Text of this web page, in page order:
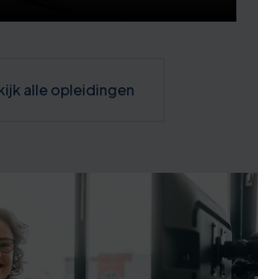
alle opleidingen